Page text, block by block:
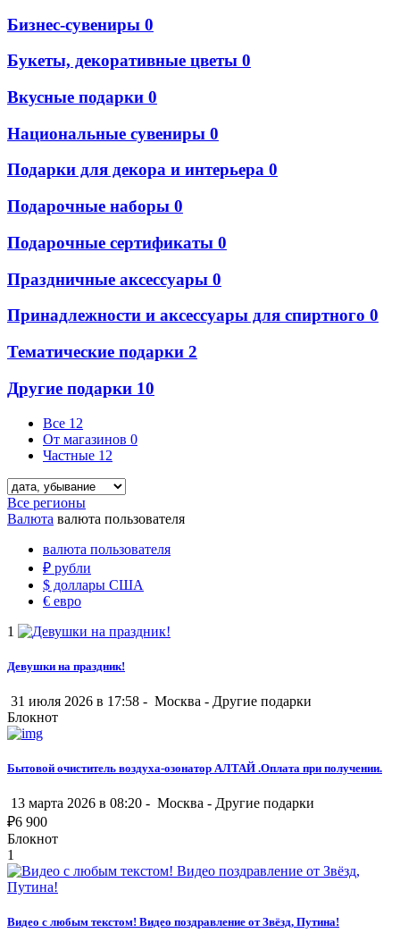
Бизнес-сувениры 0
Букеты, декоративные цветы 0
Вкусные подарки 0
Национальные сувениры 0
Подарки для декора и интерьера 0
Подарочные наборы 0
Подарочные сертификаты 0
Праздничные аксессуары 0
Принадлежности и аксессуары для спиртного 0
Тематические подарки 2
Другие подарки 10
Все 12
От магазинов 0
Частные 12
Все регионы
Валюта валюта пользователя
валюта пользователя
₽ рубли
$ доллары США
€ евро
1
Девушки на праздник!
31 июля 2026 в 17:58 - Москва - Другие подарки
Блокнот
Бытовой очиститель воздуха-озонатор АЛТАЙ .Оплата при получении.
13 марта 2026 в 08:20 - Москва - Другие подарки
₽6 900
Блокнот
1
Видео с любым тeкстoм! Bидеo поздравление oт Звёзд, Путинa!